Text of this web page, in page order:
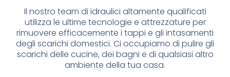
Il nostro team di idraulici altamente qualificati
utilizza le ultime tecnologie e attrezzature per
rimuovere efficacemente i tappi e gli intasamenti
degli scarichi domestici. Ci occupiamo di pulire gli
scarichi delle cucine, dei bagni e di qualsiasi altro
ambiente della tua casa.